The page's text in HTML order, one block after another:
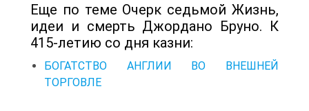
Еще по теме Очерк седьмой Жизнь,
идеи и смерть Джордано Бруно. К
415-летию со дня казни:
БОГАТСТВО АНГЛИИ ВО ВНЕШНЕЙ
ТОРГОВЛЕ